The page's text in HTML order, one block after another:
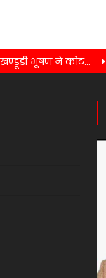
ऋतु खण्डूडी भूषण ने कोटद्वार में आयोजित नाइट्स ऑफ कोटद्वार डांस प्रतियोगिता के सीजन –6 में बतौर मुख्य अतिथि प्रतिभाग किया…….